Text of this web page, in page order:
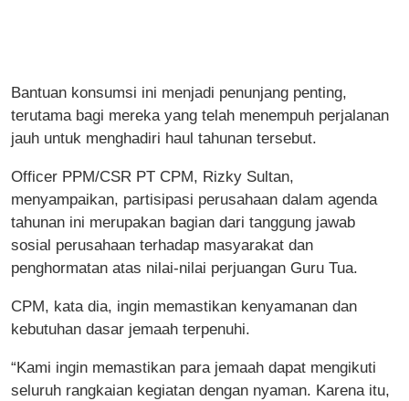
Bantuan konsumsi ini menjadi penunjang penting,
terutama bagi mereka yang telah menempuh perjalanan
jauh untuk menghadiri haul tahunan tersebut.
Officer PPM/CSR PT CPM, Rizky Sultan,
menyampaikan, partisipasi perusahaan dalam agenda
tahunan ini merupakan bagian dari tanggung jawab
sosial perusahaan terhadap masyarakat dan
penghormatan atas nilai-nilai perjuangan Guru Tua.
CPM, kata dia, ingin memastikan kenyamanan dan
kebutuhan dasar jemaah terpenuhi.
“Kami ingin memastikan para jemaah dapat mengikuti
seluruh rangkaian kegiatan dengan nyaman. Karena itu,